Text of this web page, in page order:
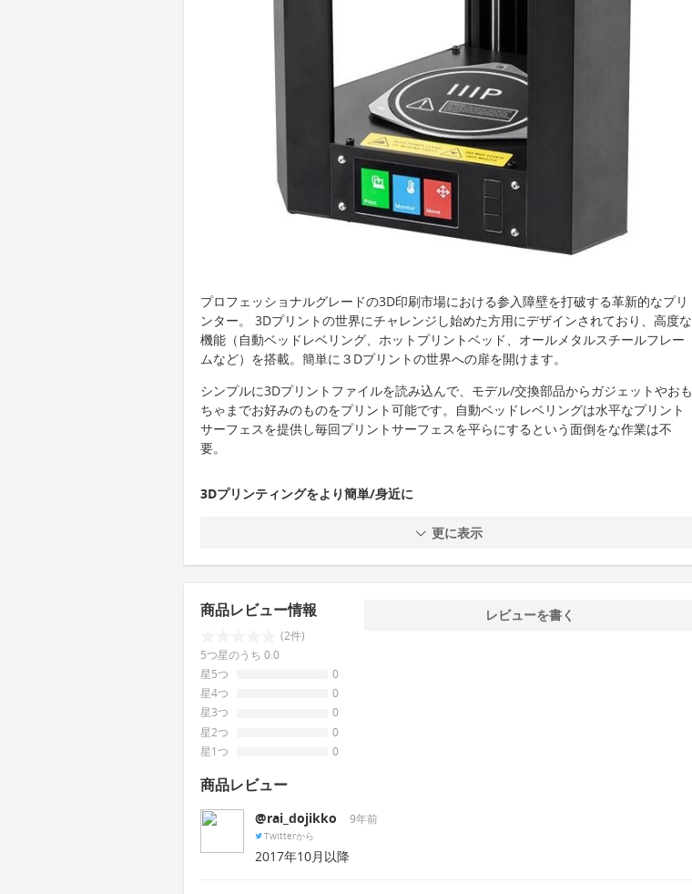
プロフェッショナルグレードの3D印刷市場における参入障壁を打破する革新的なプリ
ンター。 3Dプリントの世界にチャレンジし始めた方用にデザインされており、高度な
機能（自動ベッドレベリング、ホットプリントベッド、オールメタルスチールフレー
ムなど）を搭載。簡単に３Dプリントの世界への扉を開けます。
シンプルに3Dプリントファイルを読み込んで、モデル/交換部品からガジェットやおも
ちゃまでお好みのものをプリント可能です。自動ベッドレベリングは水平なプリント
サーフェスを提供し毎回プリントサーフェスを平らにするという面倒をな作業は不
要。
3Dプリンティングをより簡単/身近に
更に表示
商品レビュー情報
(2件)
5つ星のうち 0.0
星5つ
0
星4つ
0
星3つ
0
星2つ
0
星1つ
0
レビューを書く
商品レビュー
@rai_dojikko 9年前
Twitterから
2017年10月以降